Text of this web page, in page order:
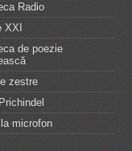
Radio
XXI
de poezie
zestre
microfon